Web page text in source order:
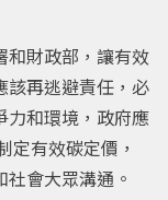
和財政部，讓有效
該再逃避責任，必
力和環境，政府應
定有效碳定價，
會大眾溝通。